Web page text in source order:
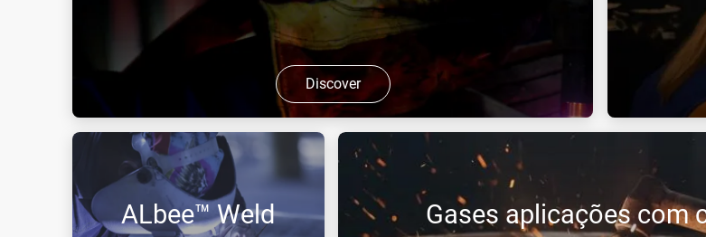
Discover
Descubra os processos e técnicas de corte industrial. O corte é uma
aplicação utilizada em diferentes campos.
Para
oferece-lhe
ALbee™ Weld Gases aplicações com